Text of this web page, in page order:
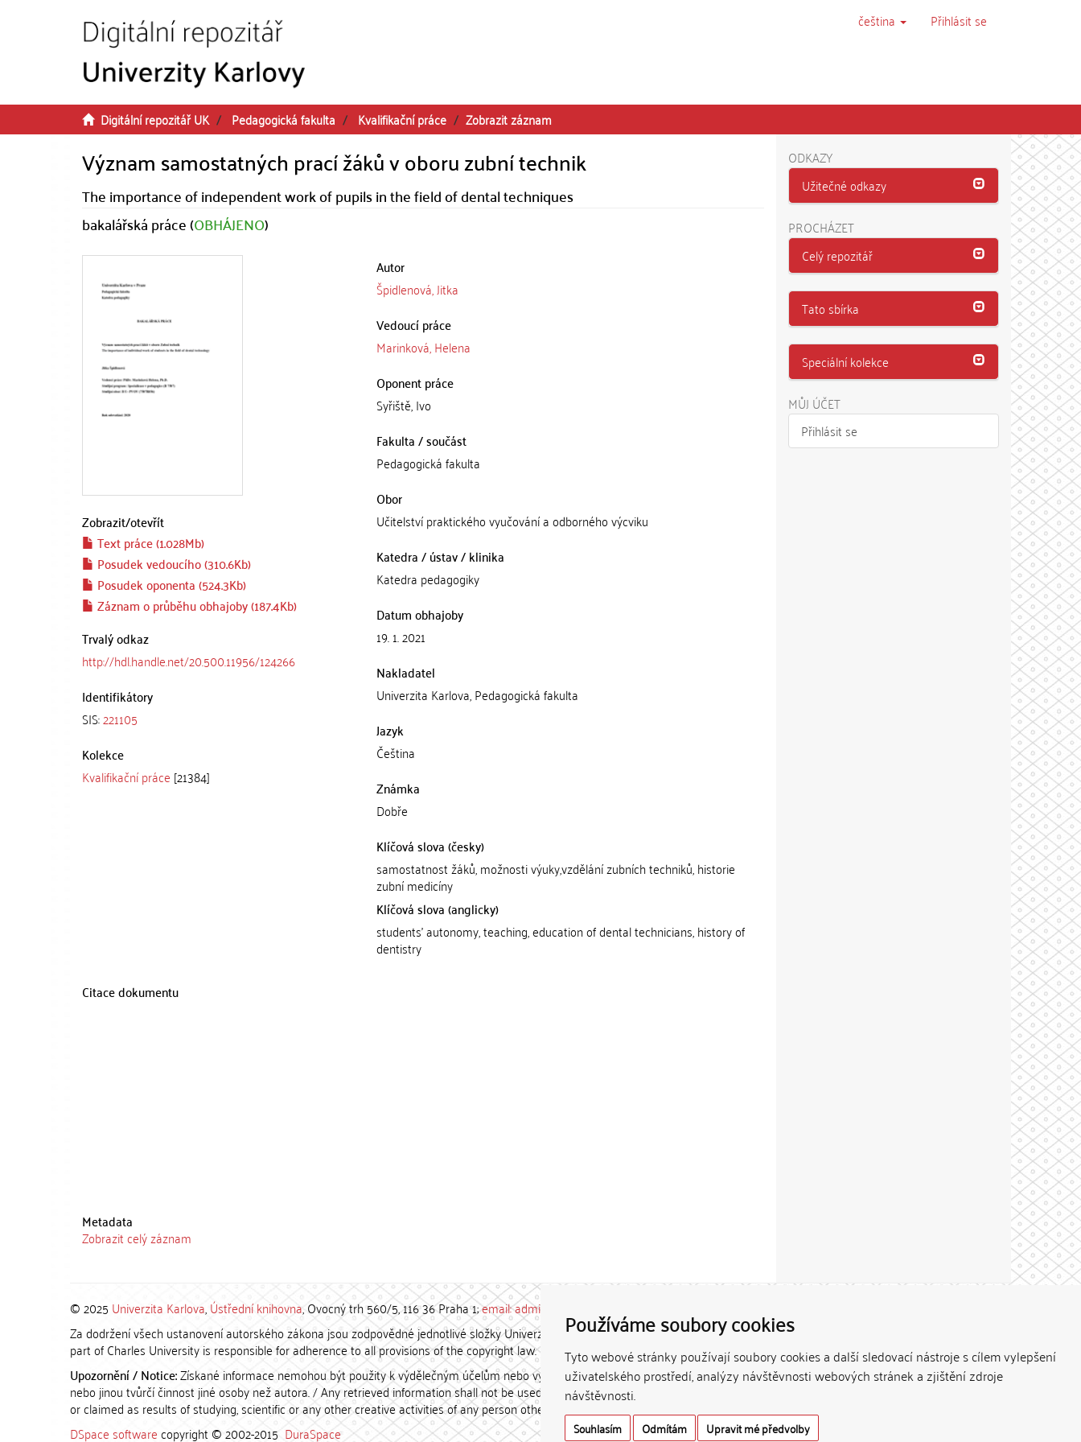
Používáme soubory cookies
Tyto webové stránky používají soubory cookies a další sledovací nástroje s cílem vylepšení
uživatelského prostředí, analýzy návštěvnosti webových stránek a zjištění zdroje
návštěvnosti.
Souhlasím Odmítám Upravit mé předvolby
čeština Přihlásit se
Digitální repozitář UK Pedagogická fakulta Kvalifikační práce Zobrazit záznam
Význam samostatných prací žáků v oboru zubní technik
The importance of independent work of pupils in the field of dental techniques
bakalářská práce (OBHÁJENO)
Zobrazit/otevřít
Text práce (1.028Mb)
Posudek vedoucího (310.6Kb)
Posudek oponenta (524.3Kb)
Záznam o průběhu obhajoby (187.4Kb)
Trvalý odkaz
http://hdl.handle.net/20.500.11956/124266
Identifikátory
SIS:221105
Kolekce
Kvalifikační práce [21384]
Autor
Špidlenová, Jitka
Vedoucí práce
Marinková, Helena
Oponent práce
Syřiště, Ivo
Fakulta / součást
Pedagogická fakulta
Obor
Učitelství praktického vyučování a odborného výcviku
Katedra / ústav / klinika
Katedra pedagogiky
Datum obhajoby
19. 1. 2021
Nakladatel
Univerzita Karlova, Pedagogická fakulta
Jazyk
Čeština
Známka
Dobře
Klíčová slova (česky)
samostatnost žáků, možnosti výuky,vzdělání zubních techniků, historie
zubní medicíny
Klíčová slova (anglicky)
students' autonomy, teaching, education of dental technicians, history of
dentistry
Citace dokumentu
Metadata
Zobrazit celý záznam
ODKAZY
Užitečné odkazy
PROCHÁZET
Celý repozitář
Tato sbírka
Speciální kolekce
MŮJ ÚČET
Přihlásit se
© 2025 Univerzita Karlova,Ústřední knihovna, Ovocný trh 560/5, 116 36 Praha 1;email: admin-repozitar [at] cuni.cz
Za dodržení všech ustanovení autorského zákona jsou zodpovědné jednotlivé složky Univerzity Karlovy. / Each constituent
part of Charles University is responsible for adherence to all provisions of the copyright law.
Upozornění / Notice:Získané informace nemohou být použity k výdělečným účelům nebo vydávány za studijní, vědeckou
nebo jinou tvůrčí činnost jiné osoby než autora. / Any retrieved information shall not be used for any commercial purposes
or claimed as results of studying, scientific or any other creative activities of any person other than the author.
DSpace softwarecopyright © 2002-2015 DuraSpace